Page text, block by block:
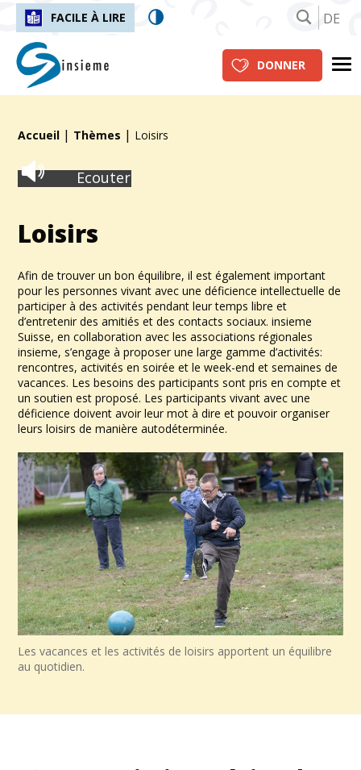
FACILE À LIRE DE
insieme.ch
DONNER
Fil d'Ariane :
Accueil | Thèmes | Loisirs
Ecouter
Loisirs
Afin de trouver un bon équilibre, il est également important
pour les personnes vivant avec une déficience intellectuelle de
participer à des activités pendant leur temps libre et
d’entretenir des amitiés et des contacts sociaux. insieme
Suisse, en collaboration avec les associations régionales
insieme, s’engage à proposer une large gamme d’activités:
rencontres, activités en soirée et le week-end et semaines de
vacances. Les besoins des participants sont pris en compte et
un soutien est proposé. Les participants vivant avec une
déficience doivent avoir leur mot à dire et pouvoir organiser
leurs loisirs de manière autodéterminée.
Les vacances et les activités de loisirs apportent un équilibre
au quotidien.